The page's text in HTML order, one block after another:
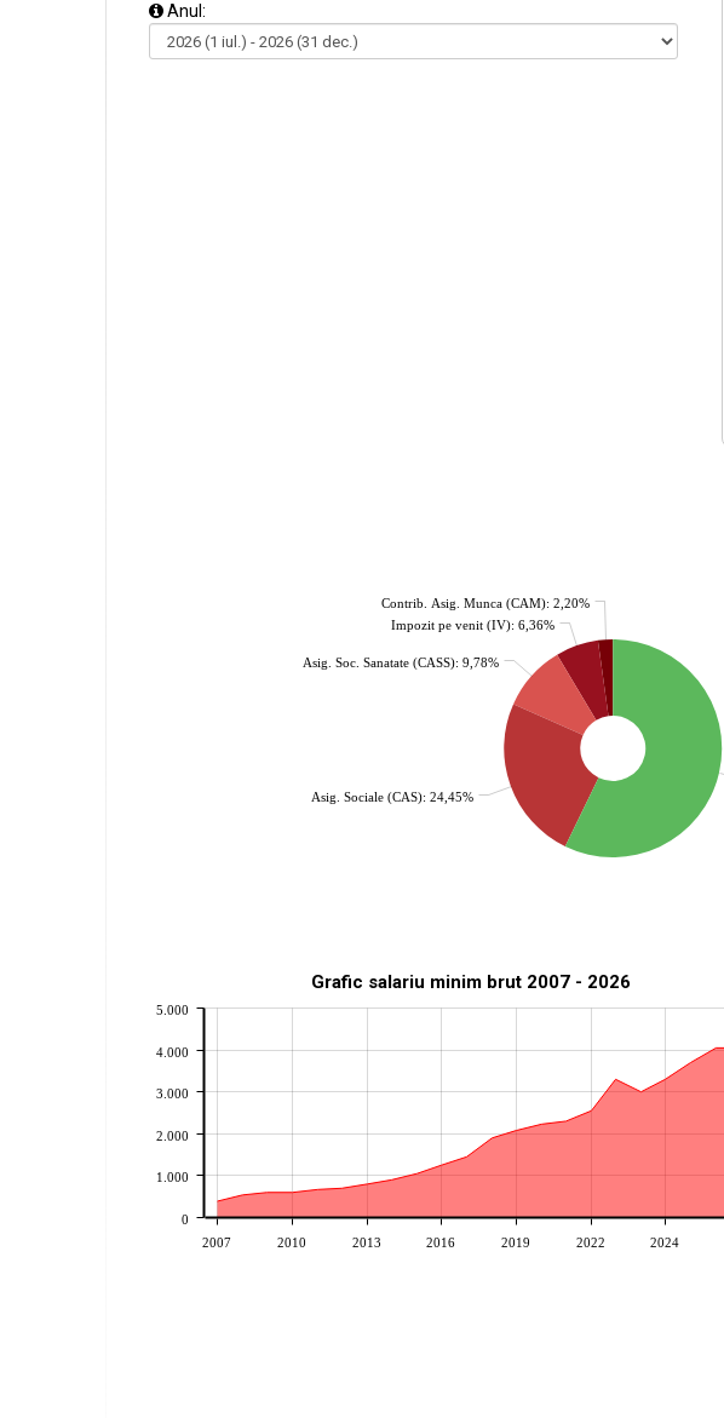
Anul:
Asig. Sociale (CAS): 24,45%
Asig. Soc. Sanatate (CASS): 9,78%
Impozit pe venit (IV): 6,36%
Contrib. Asig. Munca (CAM): 2,20%
Grafic salariu minim brut 2007 - 2026
2007 2010 2013 2016 2019 2022 2024
0
1.000
2.000
3.000
4.000
5.000